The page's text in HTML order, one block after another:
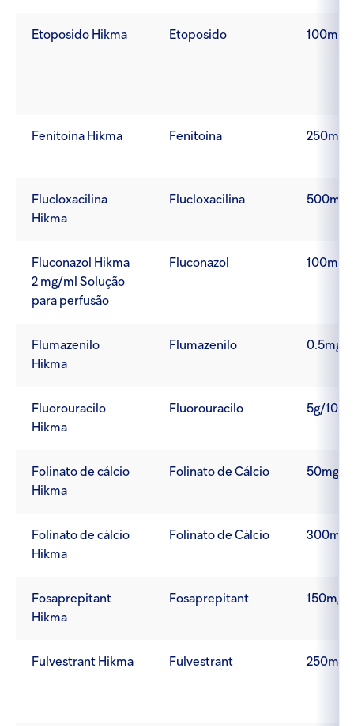
Etoposido Hikma Etoposido 100mg/
Fenitoína Hikma Fenitoína 250mg/
Flucloxacilina
Hikma
Flucloxacilina 500mg
Fluconazol Hikma
2 mg/ml Solução
para perfusão
Fluconazol 100mg/
Flumazenilo
Hikma
Flumazenilo 0.5mg/
Fluorouracilo
Hikma
Fluorouracilo 5g/
Folinato de cálcio
Hikma
Folinato de Cálcio 50mg/
Folinato de cálcio
Hikma
Folinato de Cálcio
Fosaprepitant
Hikma
Fosaprepitant 150mg
Fulvestrant Hikma Fulvestrant